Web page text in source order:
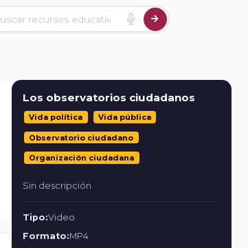
Los observatorios ciudadanos
Vida política Vida pública
Observatorio ciudadano
Organización ciudadana
Sin descripción
Tipo:Video
Formato:MP4